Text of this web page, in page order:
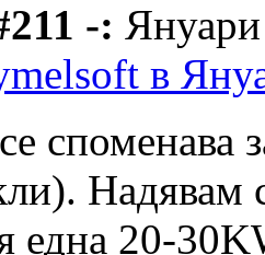
-:
в
споменава
Надявам
една 20-